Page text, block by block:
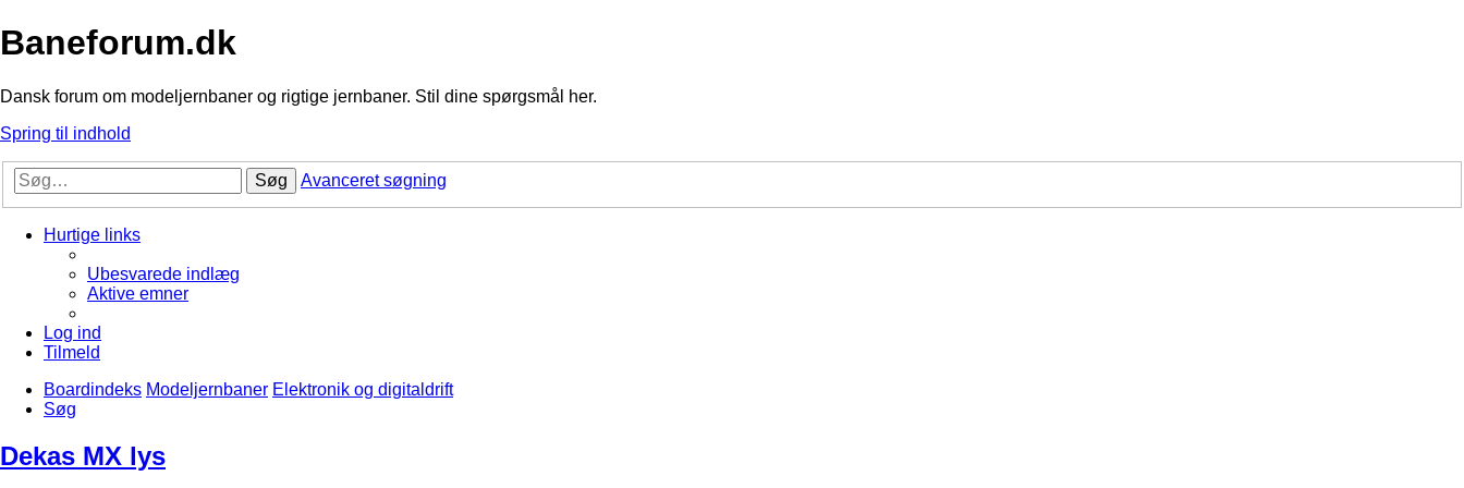
Baneforum.dk
Dansk forum om modeljernbaner og rigtige jernbaner. Stil dine spørgsmål her.
Spring til indhold
Søg Avanceret søgning
Hurtige links
Ubesvarede indlæg
Aktive emner
Log ind
Tilmeld
Boardindeks Modeljernbaner Elektronik og digitaldrift
Søg
Dekas MX lys